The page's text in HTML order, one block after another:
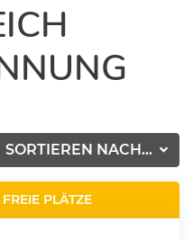
SORTIEREN NACH...
FREIE PLÄTZE